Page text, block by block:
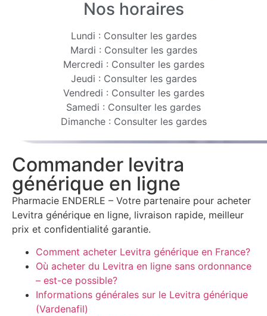
Nos horaires
Lundi : Consulter les gardes
Mardi : Consulter les gardes
Mercredi : Consulter les gardes
Jeudi : Consulter les gardes
Vendredi : Consulter les gardes
Samedi : Consulter les gardes
Dimanche : Consulter les gardes
Commander levitra
générique en ligne
Pharmacie ENDERLE – Votre partenaire pour acheter
Levitra générique en ligne, livraison rapide, meilleur
prix et confidentialité garantie.
Comment acheter Levitra générique en France?
Où acheter du Levitra en ligne sans ordonnance
– est-ce possible?
Informations générales sur le Levitra générique
(Vardenafil)